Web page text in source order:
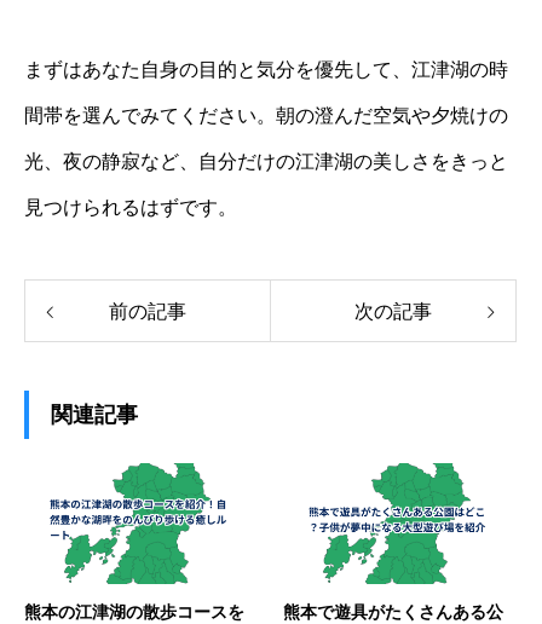
まずはあなた自身の目的と気分を優先して、江津湖の時
間帯を選んでみてください。朝の澄んだ空気や夕焼けの
光、夜の静寂など、自分だけの江津湖の美しさをきっと
見つけられるはずです。
前の記事 次の記事
関連記事
熊本の江津湖の散歩コースを
熊本で遊具がたくさんある公